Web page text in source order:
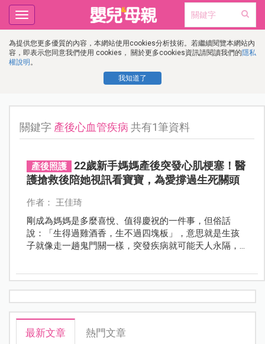
為提供您更多優質的內容，本網站使用cookies分析技術。若繼續閱覽本網站內
容，即表示您同意我們使用 cookies， 關於更多cookies資訊請閱讀我們的隱私
權說明 。
我知道了
Toggle
navigation
關鍵字 產後心血管疾病 共有1筆資料
產後照護
22歲新手媽媽產後突發心肌梗塞！醫
護搶救後陪她視訊看寶寶，為愛撐過生死關頭
作者： 王佳琦
剛成為媽媽是多麼喜悅、值得慶祝的一件事，但俗話
說：「生得過雞酒香，生不過四塊板」，意思就是生孩
子就像走一趟鬼門關一樣，突發疾病就可能天人永隔，
疾病，不可不慎重。
最新文章 熱門文章